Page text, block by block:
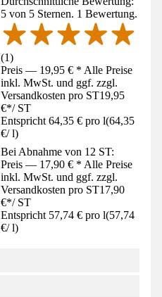
5 von 5 Sternen. 1 Bewertung.
(1)
Preis — 19,95 € * Alle Preise
inkl. MwSt. und ggf. zzgl.
Versandkosten pro ST19,95
€*/ ST
Entspricht 64,35 € pro l(64,35
€/ l)
Bei Abnahme von 12 ST:
Preis — 17,90 € * Alle Preise
inkl. MwSt. und ggf. zzgl.
Versandkosten pro ST17,90
€*/ ST
Entspricht 57,74 € pro l(57,74
€/ l)